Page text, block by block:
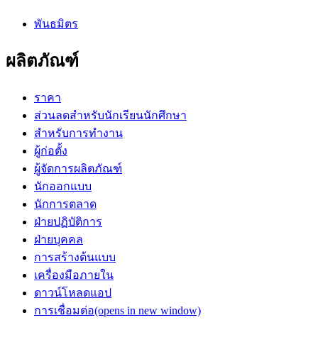
พันธมิตร
ผลิตภัณฑ์
ราคา
ส่วนลดสำหรับนักเรียนนักศึกษา
สำหรับการทำงาน
ผู้ก่อตั้ง
ผู้จัดการผลิตภัณฑ์
นักออกแบบ
นักการตลาด
ฝ่ายปฏิบัติการ
ฝ่ายบุคคล
การสร้างต้นแบบ
เครื่องมือภายใน
ดาวน์โหลดแอป
การเชื่อมต่อ(opens in new window)